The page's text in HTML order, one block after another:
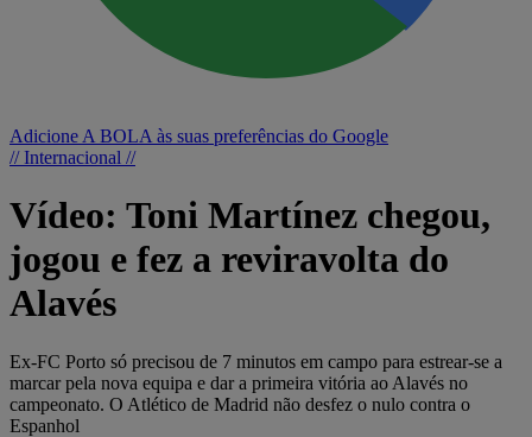
Adicione A BOLA às suas preferências do Google
// Internacional //
Vídeo: Toni Martínez chegou,
jogou e fez a reviravolta do
Alavés
Ex-FC Porto só precisou de 7 minutos em campo para estrear-se a
marcar pela nova equipa e dar a primeira vitória ao Alavés no
campeonato. O Atlético de Madrid não desfez o nulo contra o
Espanhol